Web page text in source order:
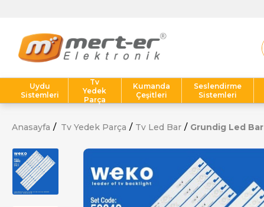
Uydu
Sistemleri
Tv
Yedek
Parça
Kumanda
Çeşitleri
Seslendirme
Sistemleri
Anasayfa Tv Yedek Parça Tv Led Bar Grundig Led Bar